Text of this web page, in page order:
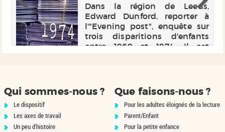
Dans la région de Leeds,
Edward Dunford, reporter à
l'"Evening post", enquête sur
trois disparitions d'enfants
entre 1969 et 1974. Il est
persuadé qu'elles sont liées. Et
Qui sommes-nous ?
Le dispositif
Les axes de travail
Un peu d'histoire
Que faisons-nous ?
Pour les adultes éloignés de la lecture
Parent/Enfant
Pour la petite enfance